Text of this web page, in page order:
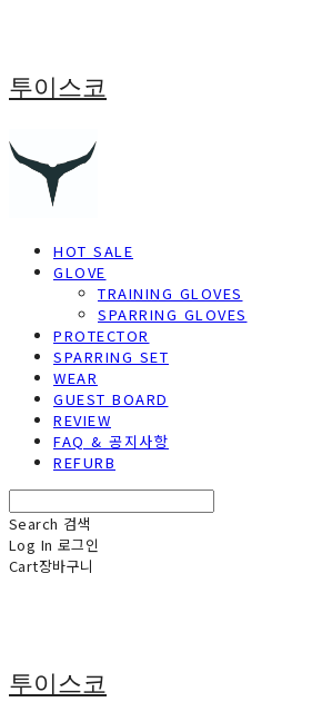
투이스코
HOT SALE
GLOVE
TRAINING GLOVES
SPARRING GLOVES
PROTECTOR
SPARRING SET
WEAR
GUEST BOARD
REVIEW
FAQ & 공지사항
REFURB
Search 검색
Log In 로그인
Cart장바구니
투이스코